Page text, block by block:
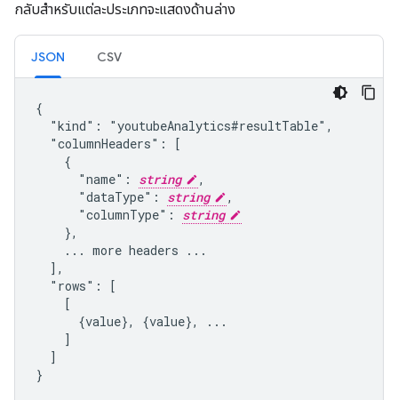
กลับสำหรับแต่ละประเภทจะแสดงด้านล่าง
JSON CSV
{
  "kind": "youtubeAnalytics#resultTable",
  "columnHeaders": [
    {
      "name":
string
,
      "dataType":
string
,
      "columnType":
string
    },
    ... more headers ...
  ],
  "rows": [
    [
      {value}, {value}, ...
    ]
  ]
}